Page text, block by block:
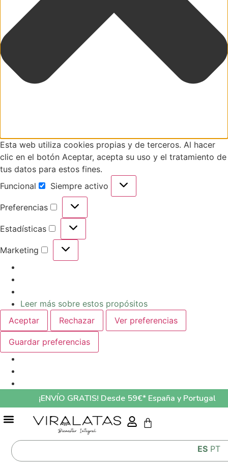
Esta web utiliza cookies propias y de terceros. Al hacer
clic en el botón Aceptar, acepta su uso y el tratamiento de
tus datos para estos fines.
Funcional
Siempre activo
Preferencias
Estadísticas
Marketing
Leer más sobre estos propósitos
Aceptar
Rechazar Ver preferencias
Guardar preferencias
¡ENVÍO GRATIS! Desde 59€* España y Portugal
ES PT